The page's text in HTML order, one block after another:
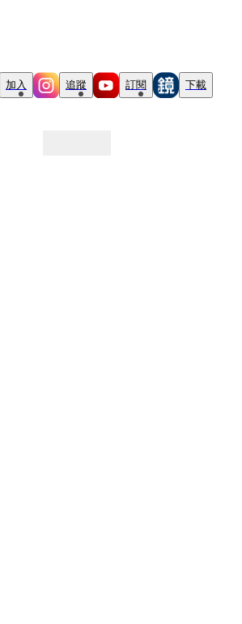
加入 追蹤 訂閱 下載